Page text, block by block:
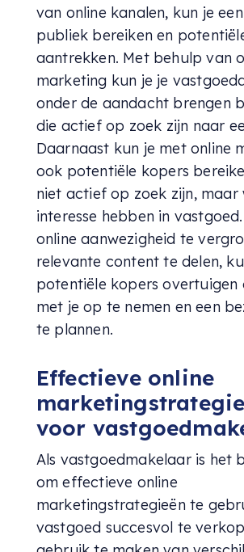
van online kanalen, kun je
publiek bereiken en
aantrekken. Met behulp van
marketing kun je je
onder de aandacht brengen
die actief op zoek zijn naar
Daarnaast kun je met online
ook potentiële kopers
niet actief op zoek zijn, maar
interesse hebben in
online aanwezigheid te
relevante content te delen,
potentiële kopers
met je op te nemen en een
te plannen.
Effectieve online
voor
Als vastgoedmakelaar is het
om effectieve online
marketingstrategieën te
vastgoed succesvol te